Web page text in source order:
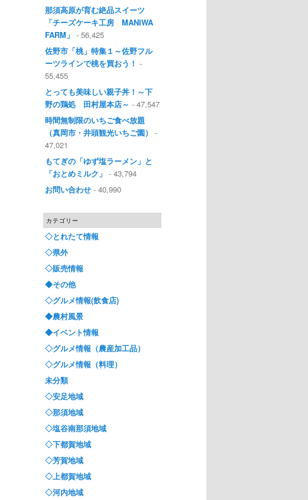
那須高原が育む絶品スイーツ
「チーズケーキ工房 MANIWA
FARM」 - 56,425
佐野市「桃」特集１～佐野フル
ーツラインで桃を買おう！ -
55,455
とっても美味しい親子丼！～下
野の鶏処 田村屋本店～ - 47,547
時間無制限のいちご食べ放題
（真岡市・井頭観光いちご園）
-
47,021
もてぎの「ゆず塩ラーメン」と
「おとめミルク」 - 43,794
お問い合わせ - 40,990
カテゴリー
◇とれたて情報
◇県外
◇販売情報
◆その他
◇グルメ情報(飲食店)
◆農村風景
◆イベント情報
◇グルメ情報（農産加工品）
◇グルメ情報（料理）
未分類
◇安足地域
◇那須地域
◇塩谷南那須地域
◇下都賀地域
◇芳賀地域
◇上都賀地域
◇河内地域